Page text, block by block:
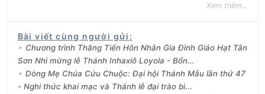
Xem thêm...
Bài viết cùng người gửi :
Chương trình Thăng Tiến Hôn Nhân Gia Đình Giáo Hạt Tân
Sơn Nhì mừng lễ Thánh Inhaxiô Loyola - Bổn...
Dòng Mẹ Chúa Cứu Chuộc: Đại hội Thánh Mẫu lần thứ 47
- Nghi thức khai mạc và Thánh lễ đại trào bi...